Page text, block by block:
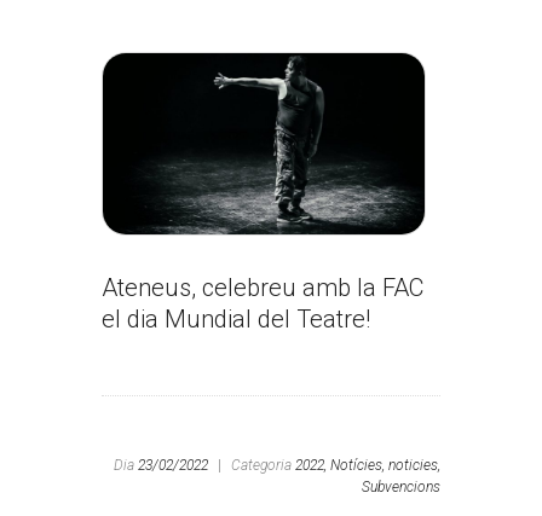
Ateneus, celebreu amb la FAC
el dia Mundial del Teatre!
Dia 23/02/2022 Categoria 2022, Notícies, noticies,
Subvencions